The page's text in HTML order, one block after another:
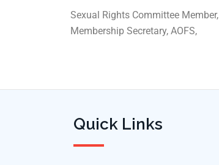
Sexual Rights Committee
Membership Secretary, AOFS,
Quick Links